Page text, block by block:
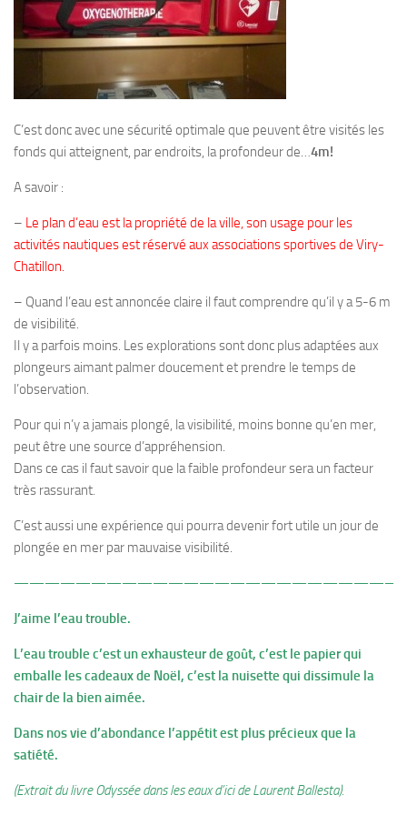
Agenda
Les Palmes du Lac
Résultats Compétitions
Section Matériel
C’est donc avec une sécurité optimale que peuvent être visités les
fonds qui atteignent, par endroits, la profondeur de…4m!
A savoir :
– Le plan d’eau est la propriété de la ville, son usage pour les
activités nautiques est réservé aux associations sportives de Viry-
Chatillon.
– Quand l’eau est annoncée claire il faut comprendre qu’il y a 5-6 m
de visibilité.
Il y a parfois moins. Les explorations sont donc plus adaptées aux
plongeurs aimant palmer doucement et prendre le temps de
l’observation.
Pour qui n’y a jamais plongé, la visibilité, moins bonne qu’en mer,
peut être une source d’appréhension.
Dans ce cas il faut savoir que la faible profondeur sera un facteur
très rassurant.
C’est aussi une expérience qui pourra devenir fort utile un jour de
plongée en mer par mauvaise visibilité.
J’aime l’eau trouble.
L’eau trouble c’est un exhausteur de goût, c’est le papier qui
emballe les cadeaux de Noël, c’est la nuisette qui dissimule la
chair de la bien aimée.
Dans nos vie d’abondance l’appétit est plus précieux que la
satiété.
(Extrait du livre Odyssée dans les eaux d’ici de Laurent Ballesta).